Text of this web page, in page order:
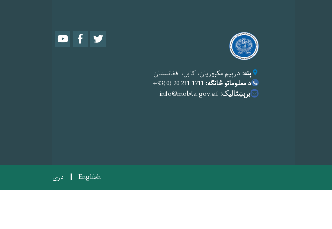
Youtube Facebook
پته: درېیم مکروریان، کابل، افغانستان
د معلوماتو څانګه: 1711 231 20 (0)93+
برېښنالیک: info@mobta.gov.af
English دری